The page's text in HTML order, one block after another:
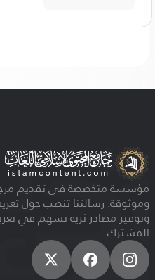
في تقديم مرجعية إسلامية
تنصب حول تعريف العالم
ثرية تسهم في تعزيز